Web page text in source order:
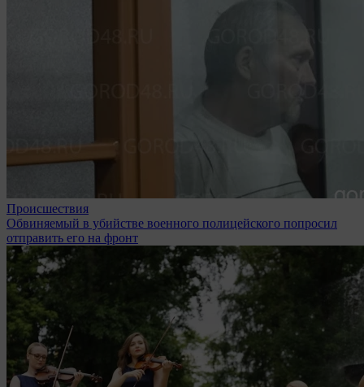
Происшествия
Обвиняемый в убийстве военного полицейского попросил
отправить его на фронт